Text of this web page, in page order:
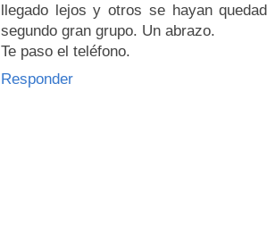
llegado lejos y otros se hayan
segundo gran grupo. Un abrazo.
Te paso el teléfono.
Responder